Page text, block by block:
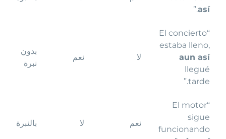
así
.”
“El concierto
estaba lleno,
aun así
llegué
tarde.”
لا نعم
بدون
نبرة
“El motor
sigue
funcionando
نعم لا بالنبرة